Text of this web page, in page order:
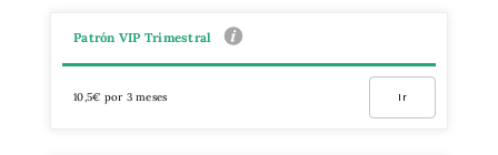
Patrón VIP Trimestral
10,5€ por 3 meses Ir